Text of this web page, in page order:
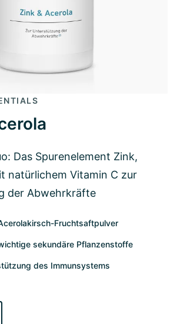
Das Spurenelement Zink,
natürlichem Vitamin C zur
der Abwehrkräfte
Fruchtsaftpulver
sekundäre Pflanzenstoffe
des Immunsystems